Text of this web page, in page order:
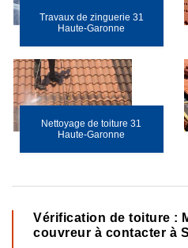
Travaux de zinguerie 31
Haute-Garonne
Nettoyage de toiture 31
Haute-Garonne
Vérification de toiture :
couvreur à contacter à